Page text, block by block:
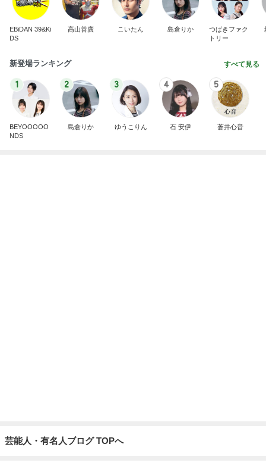
EBiDAN 39&Ki
DS
高山善廣 こいたん 島倉りか
つばきファク
トリー
新登場ランキング すべて見る
1
BEYOOOOO
NDS
2
島倉りか
3
ゆうこりん
4
石 安伊
5
蒼井心音
まさかの首が詰まった服での熱中症